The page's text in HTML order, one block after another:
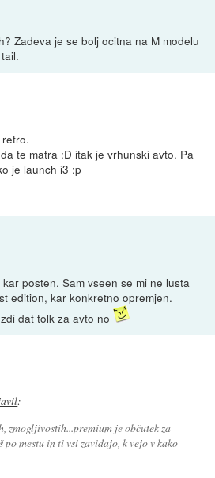
Zadeva je se bolj ocitna na M modelu
te matra :D itak je vrhunski avto. Pa
je launch i3 :p
posten. Sam vseen se mi ne lusta
edition, kar konkretno opremjen.
dat tolk za avto no
:
zmogljivostih...premium je občutek za
po mestu in ti vsi zavidajo, k vejo v kako